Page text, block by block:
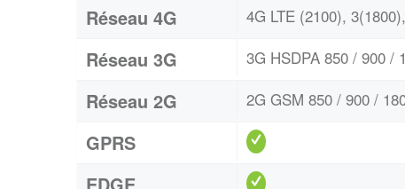
Réseau 4G 4G LTE (2100),
Réseau 3G 3G HSDPA 850 / 900 /
Réseau 2G 2G GSM 850 / 900 /
GPRS
EDGE